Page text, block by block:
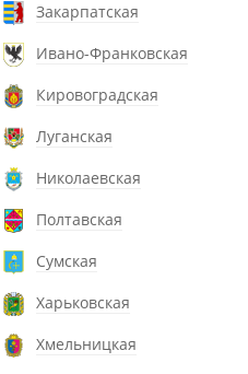
Закарпатская
Ивано-Франковская
Кировоградская
Луганская
Николаевская
Полтавская
Сумская
Харьковская
Хмельницкая